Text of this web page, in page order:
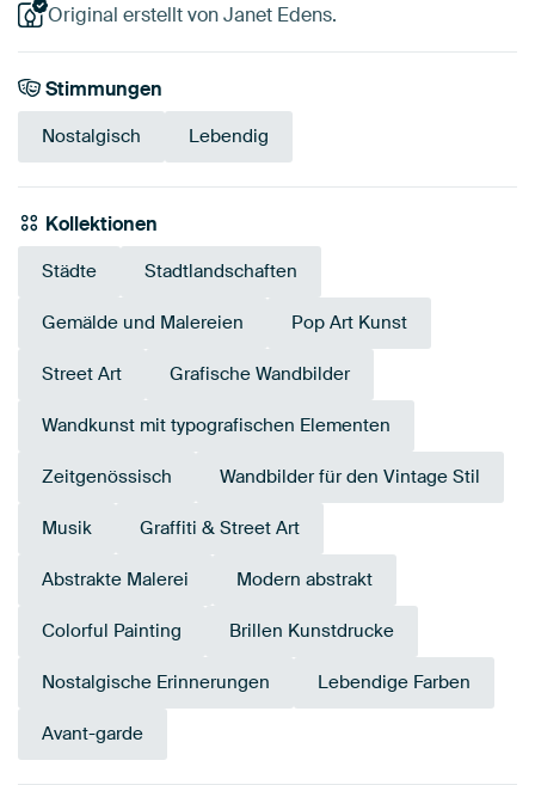
Original erstellt von Janet Edens.
Stimmungen
Nostalgisch Lebendig
Kollektionen
Städte Stadtlandschaften
Gemälde und Malereien Pop Art Kunst
Street Art Grafische Wandbilder
Wandkunst mit typografischen Elementen
Zeitgenössisch Wandbilder für den Vintage Stil
Musik Graffiti & Street Art
Abstrakte Malerei Modern abstrakt
Colorful Painting Brillen Kunstdrucke
Nostalgische Erinnerungen Lebendige Farben
Avant-garde